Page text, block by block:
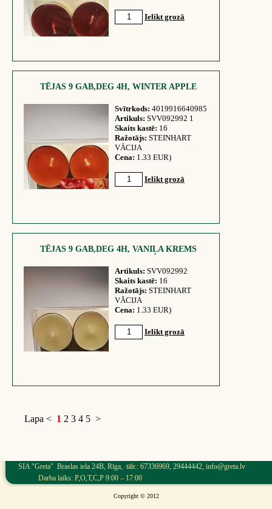
Ielikt grozā
TĒJAS 9 GAB,DEG 4H, WINTER APPLE
Svītrkods: 4019916640985
Artikuls: SVV092992 1
Skaits kastē: 16
Ražotājs: STEINHART
VĀCIJA
Cena: 1.33 EUR)
Ielikt grozā
TĒJAS 9 GAB,DEG 4H, VANIĻA KREMS
Artikuls: SVV092992
Skaits kastē: 16
Ražotājs: STEINHART
VĀCIJA
Cena: 1.33 EUR)
Ielikt grozā
Lapa < 1 2 3 4 5 >
SIA "Greta" Braslas iela 24B, Rīga, tālr.: 67336969, 29444442, info@greta.lv
Darba laiks: P,O,T,C,P 9:00 – 17:00
Copyright © 2012